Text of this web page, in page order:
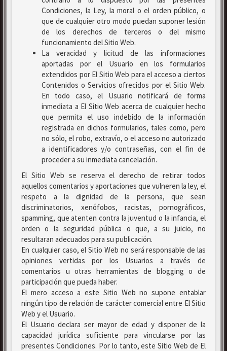
Condiciones, la Ley, la moral o el orden público, o
que de cualquier otro modo puedan suponer lesión
de los derechos de terceros o del mismo
funcionamiento del Sitio Web.
La veracidad y licitud de las informaciones
aportadas por el Usuario en los formularios
extendidos por El Sitio Web para el acceso a ciertos
Contenidos o Servicios ofrecidos por el Sitio Web.
En todo caso, el Usuario notificará de forma
inmediata a El Sitio Web acerca de cualquier hecho
que permita el uso indebido de la información
registrada en dichos formularios, tales como, pero
no sólo, el robo, extravío, o el acceso no autorizado
a identificadores y/o contraseñas, con el fin de
proceder a su inmediata cancelación.
El Sitio Web se reserva el derecho de retirar todos
aquellos comentarios y aportaciones que vulneren la ley, el
respeto a la dignidad de la persona, que sean
discriminatorios, xenófobos, racistas, pornográficos,
spamming, que atenten contra la juventud o la infancia, el
orden o la seguridad pública o que, a su juicio, no
resultaran adecuados para su publicación.
En cualquier caso, el Sitio Web no será responsable de las
opiniones vertidas por los Usuarios a través de
comentarios u otras herramientas de blogging o de
participación que pueda haber.
El mero acceso a este Sitio Web no supone entablar
ningún tipo de relación de carácter comercial entre El Sitio
Web y el Usuario.
El Usuario declara ser mayor de edad y disponer de la
capacidad jurídica suficiente para vincularse por las
presentes Condiciones. Por lo tanto, este Sitio Web de El